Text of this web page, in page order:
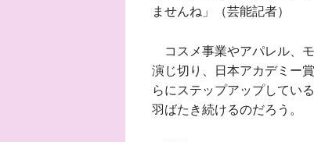
ませんね」（芸能記者）
コスメ事業やアパレル、
演じ切り、日本アカデミー
らにステップアップしてい
羽ばたき続けるのだろう。